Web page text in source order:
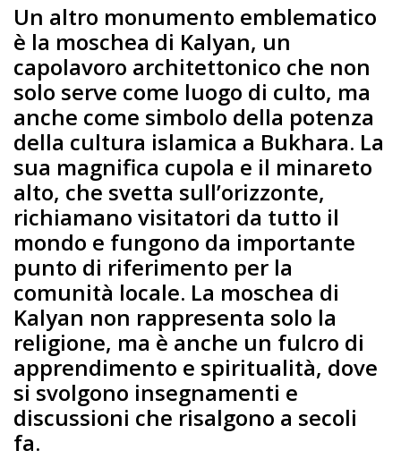
Un altro monumento emblematico
è la moschea di Kalyan, un
capolavoro architettonico che non
solo serve come luogo di culto, ma
anche come simbolo della potenza
della cultura islamica a Bukhara. La
sua magnifica cupola e il minareto
alto, che svetta sull’orizzonte,
richiamano visitatori da tutto il
mondo e fungono da importante
punto di riferimento per la
comunità locale. La moschea di
Kalyan non rappresenta solo la
religione, ma è anche un fulcro di
apprendimento e spiritualità, dove
si svolgono insegnamenti e
discussioni che risalgono a secoli
fa.